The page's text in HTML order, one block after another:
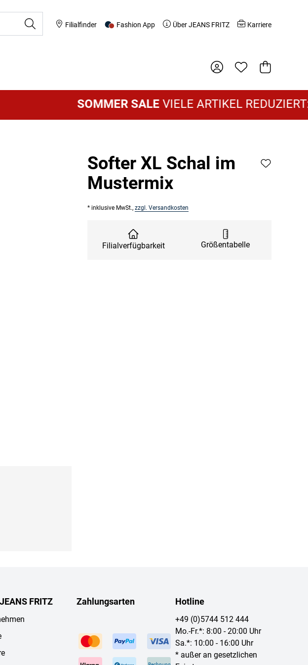
Filialfinder Fashion App Über JEANS FRITZ Karriere
Warenkorb
SOMMER SALEVIELE ARTIKEL REDUZIERT:
Softer XL Schal im
Mustermix
* inklusive MwSt., zzgl. Versandkosten
Filialverfügbarkeit Größentabelle
FRITZ Zahlungsarten Hotline
+49 (0)5744 512 444
Mo.-Fr.*: 8:00 - 20:00 Uhr
Sa.*: 10:00 - 16:00 Uhr
* außer an gesetzlichen